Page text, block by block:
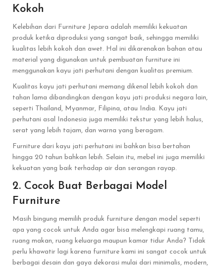
Kokoh
Kelebihan dari Furniture Jepara adalah memiliki kekuatan
produk ketika diproduksi yang sangat baik, sehingga memiliki
kualitas lebih kokoh dan awet. Hal ini dikarenakan bahan atau
material yang digunakan untuk pembuatan furniture ini
menggunakan kayu jati perhutani dengan kualitas premium.
Kualitas kayu jati perhutani memang dikenal lebih kokoh dan
tahan lama dibandingkan dengan kayu jati produksi negara lain,
seperti Thailand, Myanmar, Filipina, atau India. Kayu jati
perhutani asal Indonesia juga memiliki tekstur yang lebih halus,
serat yang lebih tajam, dan warna yang beragam.
Furniture dari kayu jati perhutani ini bahkan bisa bertahan
hingga 20 tahun bahkan lebih. Selain itu, mebel ini juga memiliki
kekuatan yang baik terhadap air dan serangan rayap.
2. Cocok Buat Berbagai Model
Furniture
Masih bingung memilih produk furniture dengan model seperti
apa yang cocok untuk Anda agar bisa melengkapi ruang tamu,
ruang makan, ruang keluarga maupun kamar tidur Anda? Tidak
perlu khawatir lagi karena furniture kami ini sangat cocok untuk
berbagai desain dan gaya dekorasi mulai dari minimalis, modern,